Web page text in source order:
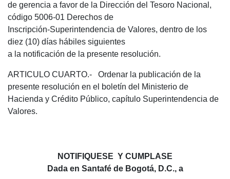
de gerencia a favor de la Dirección del Tesoro Nacional,
código 5006-01 Derechos de
Inscripción-Superintendencia de Valores, dentro de los
diez (10) días hábiles siguientes
a la notificación de la presente resolución.
ARTICULO CUARTO.- Ordenar la publicación de la
presente resolución en el boletín del Ministerio de
Hacienda y Crédito Público, capítulo Superintendencia de
Valores.
NOTIFIQUESE Y CUMPLASE
Dada en Santafé de Bogotá, D.C., a